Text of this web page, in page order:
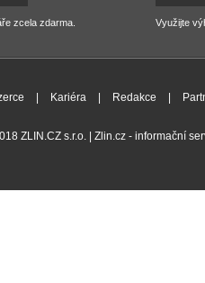
zcela zdarma. Využijte
Kariéra Redakce
ZLIN.CZ s.r.o. | Zlin.cz - informační